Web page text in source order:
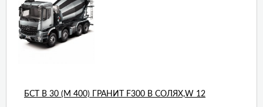
БСТ В 30 (М 400) ГРАНИТ F300 В СОЛЯХ,W 12